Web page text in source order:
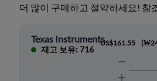
더 많이 구매하고 절약하세요! 참
Texas Instruments
재고 보유: 716
US$161.55 (